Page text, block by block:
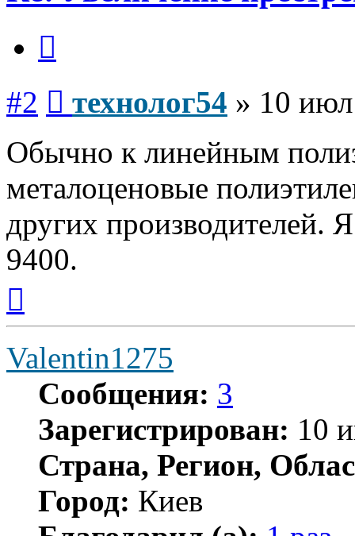
#2 технолог54 » 10
Обычно к линейным
металоценовые
других производителей.
9400.
началу
Valentin1275
Сообщения: 3
Зарегистрирован: 10
Страна, Регион,
Город: Киев